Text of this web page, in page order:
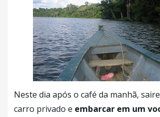
Neste dia após o café da manhã,
carro privado e embarcar em um